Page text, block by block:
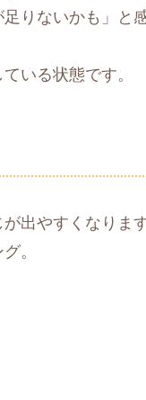
りないかも」と
いる状態です。
出やすくなりま
。